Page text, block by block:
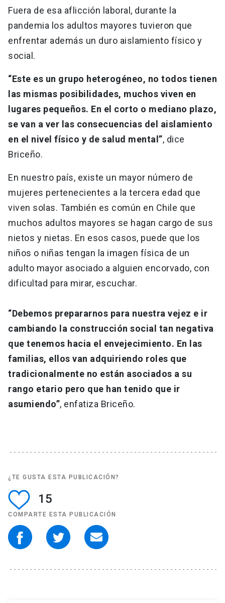
Fuera de esa aflicción laboral, durante la
pandemia los adultos mayores tuvieron que
enfrentar además un duro aislamiento físico y
social.
“Este es un grupo heterogéneo, no todos tienen
las mismas posibilidades, muchos viven en
lugares pequeños. En el corto o mediano plazo,
se van a ver las consecuencias del aislamiento
en el nivel físico y de salud mental”, dice
Briceño.
En nuestro país, existe un mayor número de
mujeres pertenecientes a la tercera edad que
viven solas. También es común en Chile que
muchos adultos mayores se hagan cargo de sus
nietos y nietas. En esos casos, puede que los
niños o niñas tengan la imagen física de un
adulto mayor asociado a alguien encorvado, con
dificultad para mirar, escuchar.
“Debemos prepararnos para nuestra vejez e ir
cambiando la construcción social tan negativa
que tenemos hacia el envejecimiento. En las
familias, ellos van adquiriendo roles que
tradicionalmente no están asociados a su
rango etario pero que han tenido que ir
asumiendo”, enfatiza Briceño.
¿TE GUSTA ESTA PUBLICACIÓN?
15
COMPARTE ESTA PUBLICACIÓN